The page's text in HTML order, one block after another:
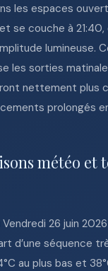
les espaces
se couche à 21:40,
lumineuse.
les sorties
nettement plus
prolongés
météo et
Vendredi 26 juin
d’une séquence
au plus bas et